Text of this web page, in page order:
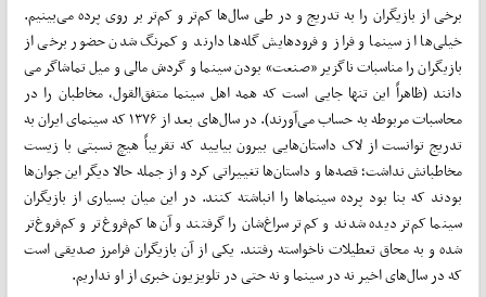
برخی از بازیگران را به تدریج و در طی سال­‌ها کم‌­تر و کم‌­تر بر روی پرده می­‌بینیم.
خیلی‌­ها از سینما و فراز و فرود­هایش گله­‌ها دارند و کم­رنگ شدن حضور برخی از
بازیگران را مناسبات ناگزیر «صنعت» بودن سینما و گردش مالی و میل تماشاگر می­‌
دانند (ظاهراً این تنها جایی است که همه اهل سینما متفق­‌القول، مخاطبان را در
محاسبات مربوطه به حساب می‌­آورند). در سال‌­های بعد از ۱۳۷۶ که سینمای ایران به
تدریج توانست از لاک داستان­‌هایی بیرون بیایید که تقریباً هیچ نسبتی با زیست
مخاطبانش نداشت؛ قصه­‌ها و داستان‌­ها تغییراتی کرد و از جمله حالا دیگر این جوان­‌ها
بودند که بنا بود پرده سینماها را انباشته کنند. در این میان بسیاری از بازیگران
سینما کم‌­تر دیده شدند و کم‌­تر سراغ‌شان را گرفتند و آن‌­ها کم‌­فروغ‌­تر و کم‌­فروغ‌­تر
شده و به محاق تعطیلات ناخواسته رفتند. یکی از آن بازیگران فرامرز صدیقی است
که در سال­‌های اخیر نه در سینما و نه حتی در تلویزیون خبری از او نداریم.